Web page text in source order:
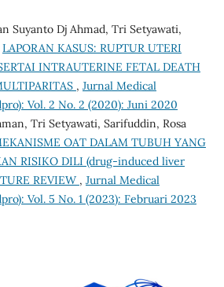
Suyanto Dj Ahmad, Tri Setyawati,
LAPORAN KASUS: RUPTUR UTERI
INTRAUTERINE FETAL DEATH
, Jurnal Medical
Vol. 2 No. 2 (2020): Juni 2020
Tri Setyawati, Sarifuddin, Rosa
OAT DALAM TUBUH YANG
RISIKO DILI (drug-induced liver
REVIEW , Jurnal Medical
Vol. 5 No. 1 (2023): Februari 2023